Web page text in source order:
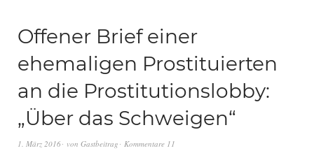
Offener Brief einer
ehemaligen Prostituierten
an die Prostitutionslobby:
„Über das Schweigen“
1. März 2016 von Gastbeitrag Kommentare 11